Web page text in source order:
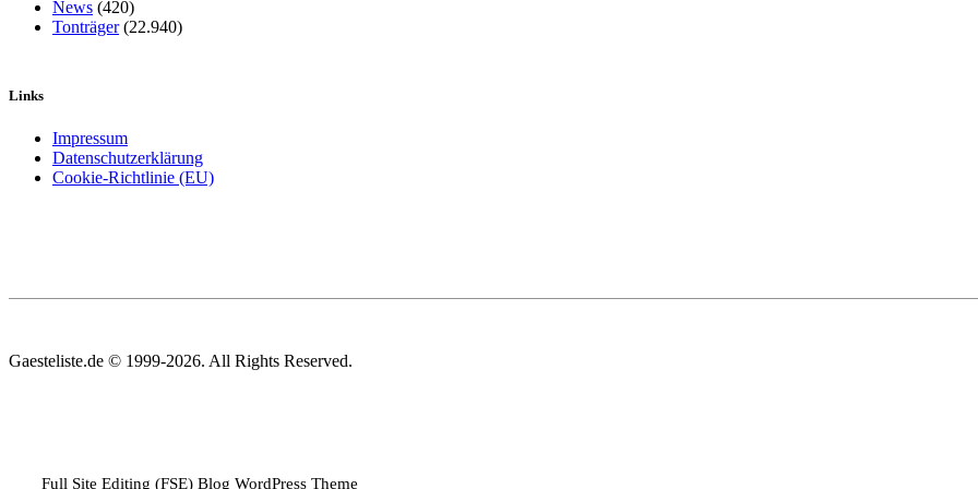
News (420)
Tonträger(22.940)
Links
Impressum
Datenschutzerklärung
Cookie-Richtlinie (EU)
Gaesteliste.de © 1999-2026. All Rights Reserved.
Full Site Editing (FSE) Blog WordPress Theme